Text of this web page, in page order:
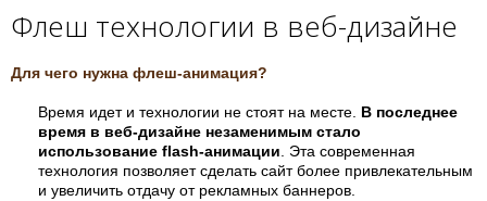
Флеш технологии в веб-дизайне
Для чего нужна флеш-анимация?
Время идет и технологии не стоят на месте. В последнее
время в веб-дизайне незаменимым стало
использование flash-анимации. Эта современная
технология позволяет сделать сайт более привлекательным
и увеличить отдачу от рекламных баннеров.